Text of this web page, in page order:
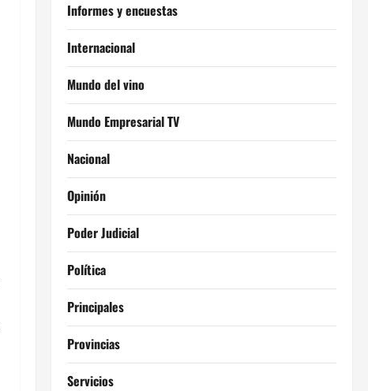
Informes y encuestas
Internacional
Mundo del vino
Mundo Empresarial TV
Nacional
Opinión
Poder Judicial
Política
Principales
Provincias
Servicios